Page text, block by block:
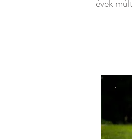
évek
Az